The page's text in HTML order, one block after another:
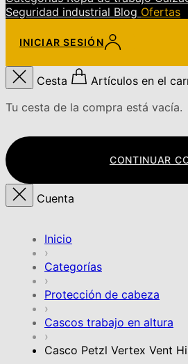
Seguridad industrial Blog Ofertas
INICIAR SESIÓN
Cesta
Artículos en el
Tu cesta de la compra está vacía.
CONTINUAR
Cuenta
Inicio
›
Categorías
›
Protección de cabeza
›
Cascos trabajo en altura
›
Casco Petzl Vertex Vent